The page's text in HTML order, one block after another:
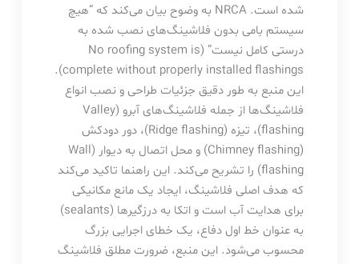
شده است. NRCA به وضوح بیان می‌کند که “هیچ
سیستم بامی بدون فلاشینگ‌های نصب شده به
درستی کامل نیست” (No roofing system is
complete without properly installed flashings).
این منبع به طور دقیق جزئیات طراحی و نصب انواع
فلاشینگ‌ها از جمله فلاشینگ‌های آبرو (Valley
flashing)، تیزه (Ridge flashing)، دور دودکش
(Chimney flashing) و محل اتصال به دیوار (Wall
flashing) را تشریح می‌کند. این راهنما تاکید می‌کند
که هدف اصلی فلاشینگ، ایجاد یک مانع مکانیکی
برای هدایت آب است و اتکا به درزگیرها (sealants)
به عنوان خط اول دفاع، یک خطای اجرایی بزرگ
محسوب می‌شود. این منبع، ضرورت مطلق فلاشینگ